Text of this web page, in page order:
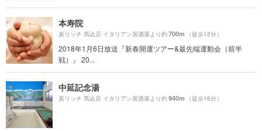
本寿院
炭リッチ 馬込店 イタリアン居酒屋より約700m （徒歩12分）
2018年1月6日放送『新春開運ツアー&最先端運動会（前半
戦）』 20...
中延記念湯
炭リッチ 馬込店 イタリアン居酒屋より約940m （徒歩16分）